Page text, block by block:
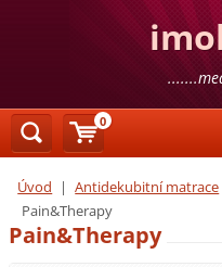
Úvod | Antidekubitní matrace
Pain&Therapy
Pain&Therapy
0